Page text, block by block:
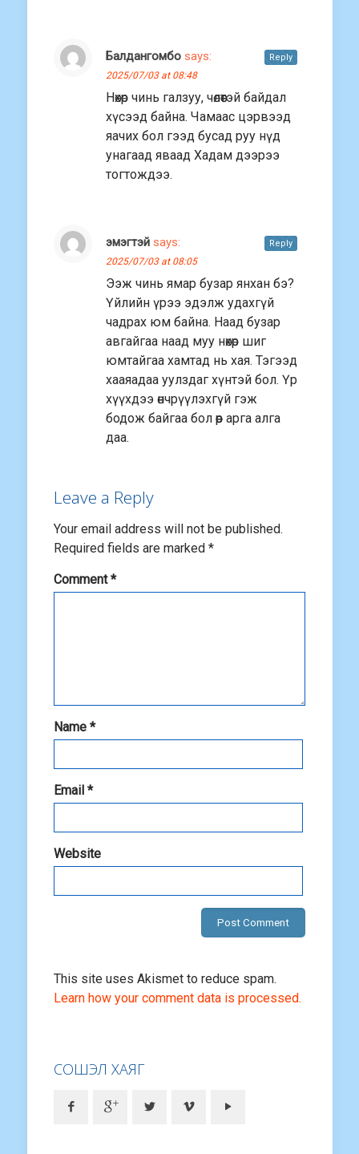
Балдангомбо says:
2025/07/03 at 08:48
Нөхөр чинь галзуу, чөлөөтэй байдал
хүсээд байна. Чамаас цэрвээд
яачих бол гээд бусад руу нүд
унагаад яваад Хадам дээрээ
тогтождээ.
Reply
эмэгтэй says:
2025/07/03 at 08:05
Ээж чинь ямар бузар янхан бэ?
Үйлийн үрээ эдэлж удахгүй
чадрах юм байна. Наад бузар
авгайгаа наад муу нөхөр шиг
юмтайгаа хамтад нь хая. Тэгээд
хааяадаа уулздаг хүнтэй бол. Үр
хүүхдээ өнчрүүлэхгүй гэж
бодож байгаа бол өөр арга алга
даа.
Reply
Leave a Reply
Your email address will not be published.
Required fields are marked *
Comment*
Name *
Email *
Website
This site uses Akismet to reduce spam.
Learn how your comment data is processed.
СОШЭЛ ХАЯГ